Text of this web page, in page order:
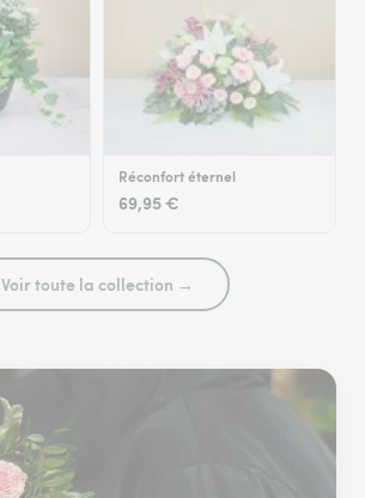
Réconfort éternel
69,95 €
Voir toute la collection →